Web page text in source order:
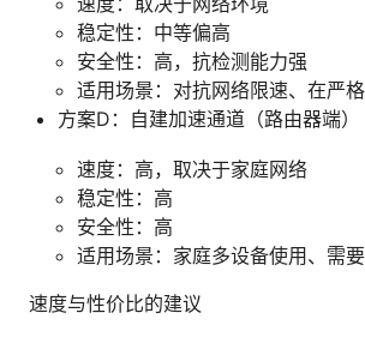
稳定性：中等偏高
安全性：高，抗检测能力强
适用场景：对抗网络限速、在严
方案D：自建加速通道（路由器端）
速度：高，取决于家庭网络
稳定性：高
安全性：高
适用场景：家庭多设备使用、需
速度与性价比的建议